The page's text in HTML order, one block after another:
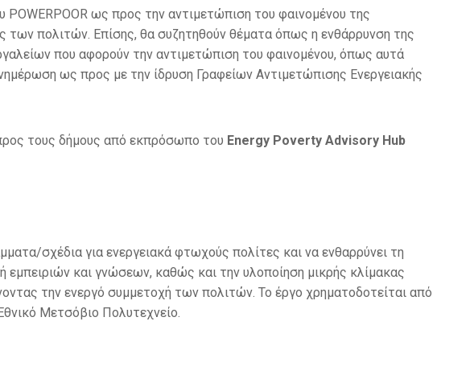
POWERPOOR ως προς την αντιμετώπιση του φαινομένου της
των πολιτών. Επίσης, θα συζητηθούν θέματα όπως η ενθάρρυνση της
που αφορούν την αντιμετώπιση του φαινομένου, όπως αυτά
ως προς με την ίδρυση Γραφείων Αντιμετώπισης Ενεργειακής
τους δήμους από εκπρόσωπο του Energy Poverty Advisory Hub
σχέδια για ενεργειακά φτωχούς πολίτες και να ενθαρρύνει τη
και γνώσεων, καθώς και την υλοποίηση μικρής κλίμακας
την ενεργό συμμετοχή των πολιτών. Το έργο χρηματοδοτείται από
Μετσόβιο Πολυτεχνείο.